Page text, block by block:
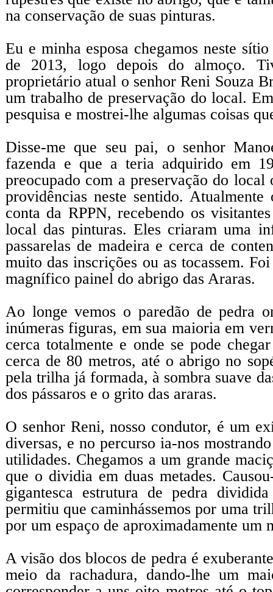
na conservação de suas pinturas.
Eu e minha esposa chegamos neste
de 2013, logo depois do almoço.
proprietário atual o senhor Reni Souza
um trabalho de preservação do local.
pesquisa e mostrei-lhe algumas coisas
Disse-me que seu pai, o senhor
fazenda e que a teria adquirido em
preocupado com a preservação do
providências neste sentido.
conta da RPPN, recebendo os
local das pinturas. Eles criaram uma
passarelas de madeira e cerca de
muito das inscrições ou as tocassem.
magnífico painel do abrigo das Araras.
Ao longe vemos o paredão de pedra
inúmeras figuras, em sua maioria em
cerca totalmente e onde se pode
cerca de 80 metros, até o abrigo no
pela trilha já formada, à sombra suave
dos pássaros e o grito das araras.
O senhor Reni, nosso condutor, é um
diversas, e no percurso ia-nos
utilidades. Chegamos a um grande
que o dividia em duas metades.
gigantesca estrutura de pedra
permitiu que caminhássemos por uma
por um espaço de aproximadamente um
A visão dos blocos de pedra é
meio da rachadura, dando-lhe um